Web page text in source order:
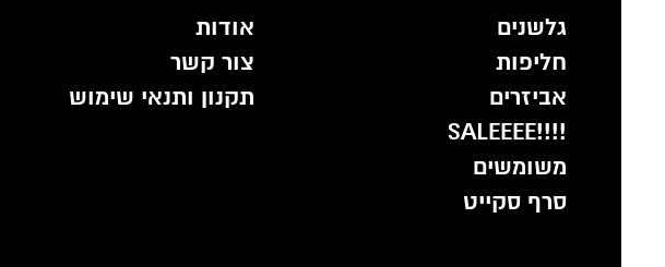
גלשנים
חליפות
אביזרים
!!!!SALEEEE
משומשים
סרף סקייט
אודות
צור קשר
תקנון ותנאי שימוש